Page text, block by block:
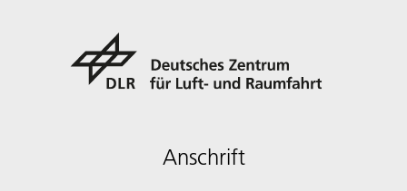
Anschrift